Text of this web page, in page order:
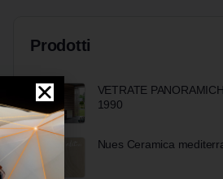
Prodotti
VETRATE
1990
Nues Ceramica